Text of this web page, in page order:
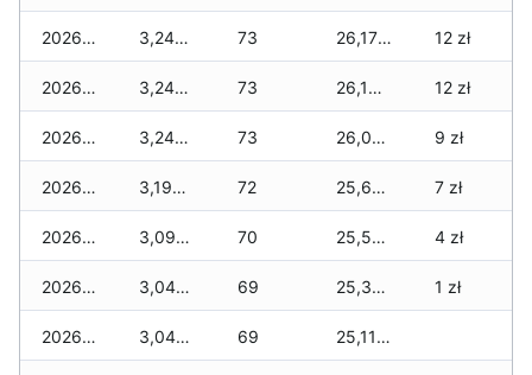
2026-06-16 3,245 zł 73 26,170 zł 12 zł
2026-06-15 3,245 zł 73 26,160 zł 12 zł
2026-06-14 3,245 zł 73 26,010 zł 9 zł
2026-06-13 3,195 zł 72 25,685 zł 7 zł
2026-06-12 3,095 zł 70 25,585 zł 4 zł
2026-06-11 3,045 zł 69 25,360 zł 1 zł
2026-06-10 3,045 zł 69 25,110 zł